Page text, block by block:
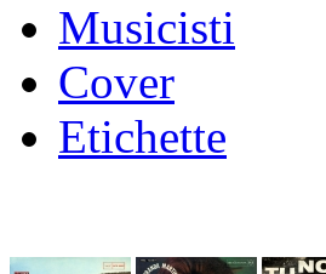
Musicisti
Cover
Etichette